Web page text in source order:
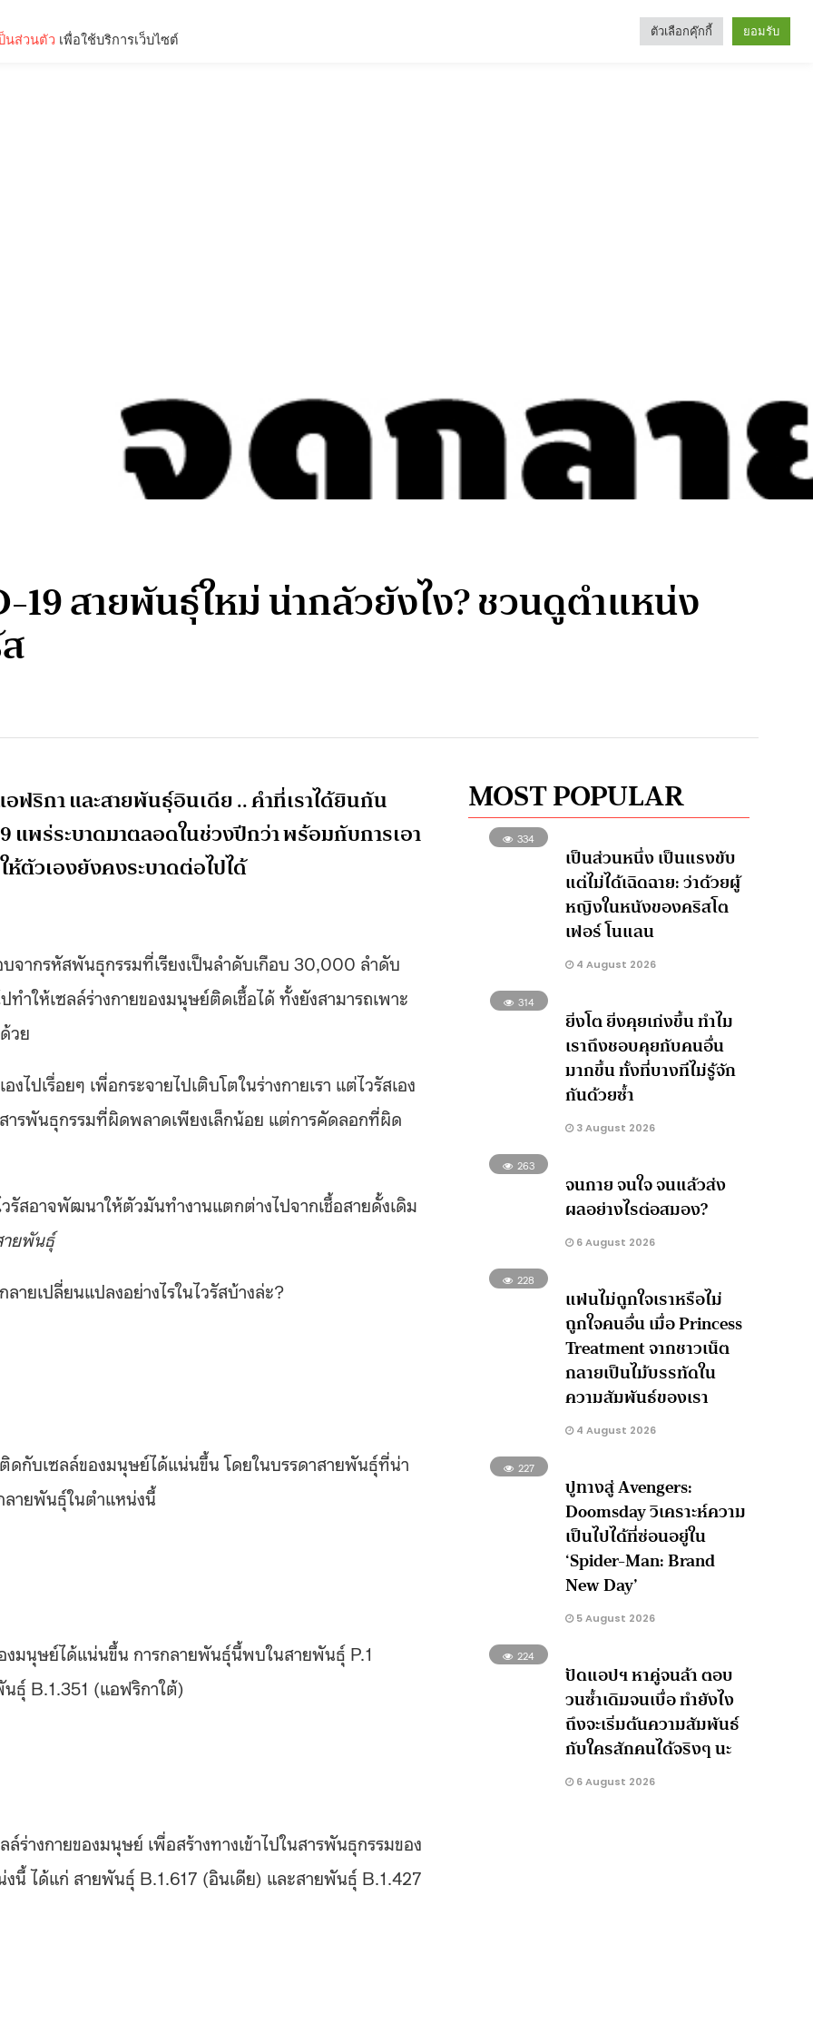
Categories
สายพันธุ์ใหม่ น่ากลัวยังไง? ชวนดูตำแหน่ง
ริกา และสายพันธุ์อินเดีย .. คำที่เราได้ยินกัน
แพร่ระบาดมาตลอดในช่วงปีกว่า พร้อมกับการเอา
ตัวเองยังคงระบาดต่อไปได้
จากรหัสพันธุกรรมที่เรียงเป็นลำดับเกือบ 30,000 ลำดับ
ำให้เซลล์ร่างกายของมนุษย์ติดเชื้อได้ ทั้งยังสามารถเพาะ
วย
ไปเรื่อยๆ เพื่อกระจายไปเติบโตในร่างกายเรา แต่ไวรัสเอง
ารพันธุกรรมที่ผิดพลาดเพียงเล็กน้อย แต่การคัดลอกที่ผิด
รัสอาจพัฒนาให้ตัวมันทำงานแตกต่างไปจากเชื้อสายดั้งเดิม
ยพันธุ์
ยเปลี่ยนแปลงอย่างไรในไวรัสบ้างล่ะ?
ดกับเซลล์ของมนุษย์ได้แน่นขึ้น โดยในบรรดาสายพันธุ์ที่น่า
ายพันธุ์ในตำแหน่งนี้
งมนุษย์ได้แน่นขึ้น การกลายพันธุ์นี้พบในสายพันธุ์ P.1
ธุ์ B.1.351 (แอฟริกาใต้)
ร่างกายของมนุษย์ เพื่อสร้างทางเข้าไปในสารพันธุกรรมของ
ได้แก่ สายพันธุ์ B.1.617 (อินเดีย) และสายพันธุ์ B.1.427
MOST POPULAR
334
เป็นส่วนหนึ่ง เป็นแรงขับ
แต่ไม่ได้เฉิดฉาย: ว่าด้วยผู้
หญิงในหนังของคริสโต
เฟอร์ โนแลน
4 August 2026
314
ยิ่งโต ยิ่งคุยเก่งขึ้น ทำไม
เราถึงชอบคุยกับคนอื่น
มากขึ้น ทั้งที่บางทีไม่รู้จัก
กันด้วยซ้ำ
3 August 2026
263
จนกาย จนใจ จนแล้วส่ง
ผลอย่างไรต่อสมอง?
6 August 2026
228
แฟนไม่ถูกใจเราหรือไม่
ถูกใจคนอื่น เมื่อ Princess
Treatment จากชาวเน็ต
กลายเป็นไม้บรรทัดใน
ความสัมพันธ์ของเรา
4 August 2026
227
ปูทางสู่ Avengers:
Doomsday วิเคราะห์ความ
เป็นไปได้ที่ซ่อนอยู่ใน
‘Spider-Man: Brand
New Day’
5 August 2026
224
ปัดแอปฯ หาคู่จนล้า ตอบ
วนซ้ำเดิมจนเบื่อ ทำยังไง
ถึงจะเริ่มต้นความสัมพันธ์
กับใครสักคนได้จริงๆ นะ
6 August 2026
นส่วนตัว เพื่อใช้บริการเว็บไซต์ ตัวเลือกคุ๊กกี้ ยอมรับ